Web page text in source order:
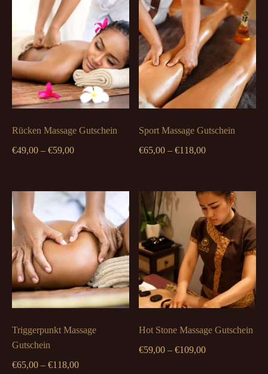
Rücken Massage Gutschein
€49,00 – €59,00Preisspanne:
€59,00
Sport Massage Gutschein
€65,00 –€118,00Preisspanne:
€118,00
Triggerpunkt Massage
Gutschein
€65,00 – €118,00Preisspanne:
Hot Stone Massage Gutschein
€59,00 –€109,00Preisspanne: